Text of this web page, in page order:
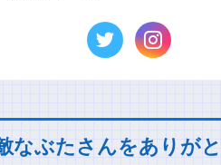
なぶたさんをありが